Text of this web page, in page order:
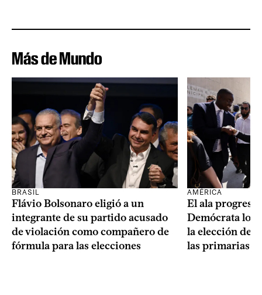
Más de Mundo
BRASIL
Flávio Bolsonaro eligió a un
integrante de su partido acusado
de violación como compañero de
fórmula para las elecciones
AMÉRICA
El ala
Demócrata
la elección de
las primarias